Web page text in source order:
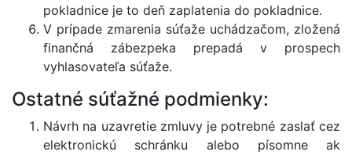
pokladnice je to deň zaplatenia do pokladnice.
V prípade zmarenia súťaže uchádzačom, zložená
finančná zábezpeka prepadá v prospech
vyhlasovateľa súťaže.
Ostatné súťažné podmienky:
Návrh na uzavretie zmluvy je potrebné zaslať cez
elektronickú schránku alebo písomne ak